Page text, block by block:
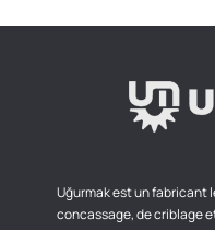
Uğurmak est un fabricant
concassage, de criblage